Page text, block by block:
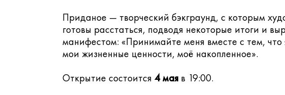
Приданое — творческий бэкграунд, с которым
готовы расстаться, подводя некоторые итоги и
манифестом: «Принимайте меня вместе с тем,
мои жизненные ценности, моё накопленное».
Открытие состоится 4 мая в 19:00.